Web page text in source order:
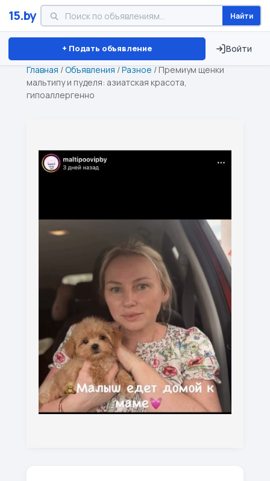
15.by Найти
+ Подать объявление Войти
Минск Витебск Брест ⏱ ТОЛЬКО 15 ДНЕЙ
Главная /Объявления /Разное / Премиум щенки
мальтипу и пуделя: азиатская красота,
гипоаллергенно